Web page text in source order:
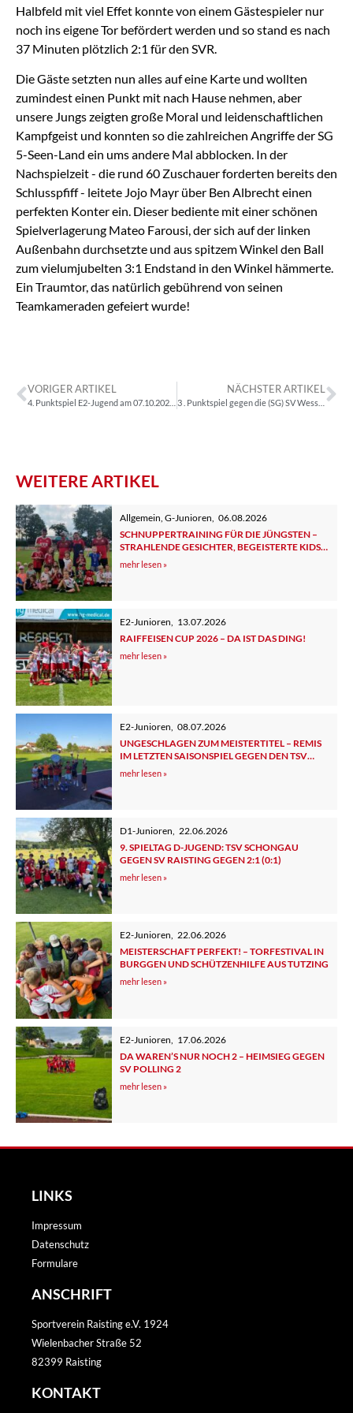
Halbfeld mit viel Effet konnte von einem Gästespieler nur
noch ins eigene Tor befördert werden und so stand es nach
37 Minuten plötzlich 2:1 für den SVR.
Die Gäste setzten nun alles auf eine Karte und wollten
zumindest einen Punkt mit nach Hause nehmen, aber
unsere Jungs zeigten große Moral und leidenschaftlichen
Kampfgeist und konnten so die zahlreichen Angriffe der SG
5-Seen-Land ein ums andere Mal abblocken. In der
Nachspielzeit - die rund 60 Zuschauer forderten bereits den
Schlusspfiff - leitete Jojo Mayr über Ben Albrecht einen
perfekten Konter ein. Dieser bediente mit einer schönen
Spielverlagerung Mateo Farousi, der sich auf der linken
Außenbahn durchsetzte und aus spitzem Winkel den Ball
zum vielumjubelten 3:1 Endstand in den Winkel hämmerte.
Ein Traumtor, das natürlich gebührend von seinen
Teamkameraden gefeiert wurde!
VORIGER ARTIKEL NÄCHSTER ARTIKEL
3 . Punktspiel gegen die (SG) SV Wessobrunn – Haid
WEITERE ARTIKEL
Allgemein ,G-Junioren
06.08.2026
SCHNUPPERTRAINING FÜR DIE JÜNGSTEN –
STRAHLENDE GESICHTER, BEGEISTERTE KIDS
UND ELTERN
mehr lesen »
E2-Junioren, 13.07.2026
RAIFFEISEN CUP 2026 – DA IST DAS DING!
mehr lesen »
E2-Junioren
08.07.2026
UNGESCHLAGEN ZUM MEISTERTITEL – REMIS
IM LETZTEN SAISONSPIEL GEGEN DEN TSV
TUTZING 2
mehr lesen »
D1-Junioren
22.06.2026
9. SPIELTAG D-JUGEND: TSV SCHONGAU
GEGEN SV RAISTING GEGEN 2:1 (0:1)
mehr lesen »
E2-Junioren, 22.06.2026
MEISTERSCHAFT PERFEKT! – TORFESTIVAL IN
BURGGEN UND SCHÜTZENHILFE AUS TUTZING
mehr lesen »
E2-Junioren
17.06.2026
DA WAREN’S NUR NOCH 2 – HEIMSIEG GEGEN
SV POLLING 2
mehr lesen »
LINKS
Impressum
Datenschutz
Formulare
ANSCHRIFT
Sportverein Raisting e.V. 1924
Wielenbacher Straße 52
82399 Raisting
KONTAKT